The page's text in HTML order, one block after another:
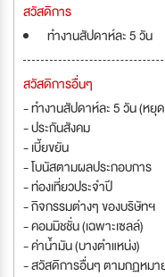
สวัสดิการ
ทำงานสัปดาห์ละ 5 วัน
สวัสดิการอื่นๆ
- ทำงานสัปดาห์ละ 5 วัน (หยุ
- ประกันสังคม
- เบี้ยขยัน
- โบนัสตามผลประกอบการ
- ท่องเที่ยวประจำปี
- กิจกรรมต่างๆ ของบริษัทฯ
- คอมมิชชั่น (เฉพาะเซลล์)
- ค่าน้ำมัน (บางตำแหน่ง)
- สวัสดิการอื่นๆ ตามกฏหมา